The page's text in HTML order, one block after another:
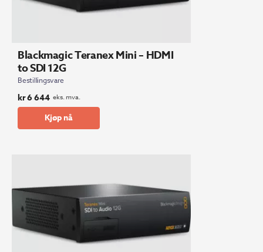
Blackmagic Teranex Mini – HDMI
to SDI 12G
Bestillingsvare
kr6 644 eks. mva.
Kjøp nå